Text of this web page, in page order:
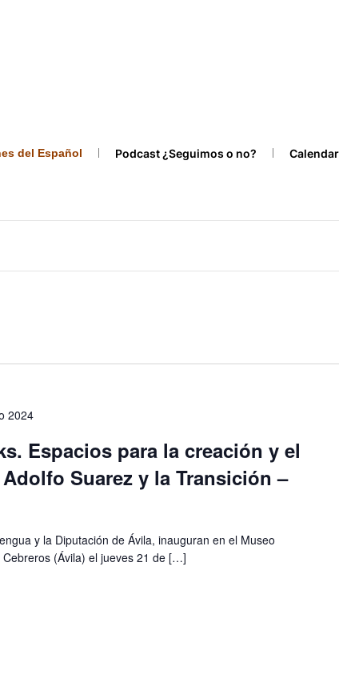
del Español Podcast ¿Seguimos o no?
2024
Espacios para la creación y el
Suarez y la Transición –
y la Diputación de Ávila, inauguran en el Museo
(Ávila) el jueves 21 de […]